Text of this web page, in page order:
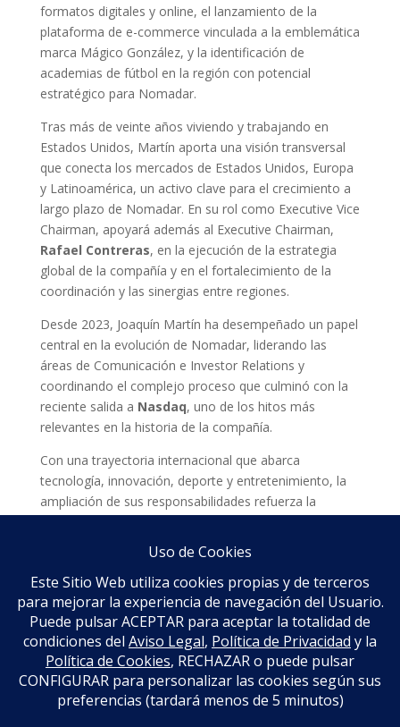
formatos digitales y online, el lanzamiento de la
plataforma de e-commerce vinculada a la emblemática
marca Mágico González, y la identificación de
academias de fútbol en la región con potencial
estratégico para Nomadar.
Tras más de veinte años viviendo y trabajando en
Estados Unidos, Martín aporta una visión transversal
que conecta los mercados de Estados Unidos, Europa
y Latinoamérica, un activo clave para el crecimiento a
largo plazo de Nomadar. En su rol como Executive Vice
Chairman, apoyará además al Executive Chairman,
Rafael Contreras, en la ejecución de la estrategia
global de la compañía y en el fortalecimiento de la
coordinación y las sinergias entre regiones.
Desde 2023, Joaquín Martín ha desempeñado un papel
central en la evolución de Nomadar, liderando las
áreas de Comunicación e Investor Relations y
coordinando el complejo proceso que culminó con la
reciente salida a Nasdaq, uno de los hitos más
relevantes en la historia de la compañía.
Con una trayectoria internacional que abarca
tecnología, innovación, deporte y entretenimiento, la
ampliación de sus responsabilidades refuerza la
continente americano.
Este nombramiento representa un nuevo paso en el
posicionamiento de Nomadar como una compañía
global, preparada para ampliar su ecosistema y
generar impacto en los mercados en los que opera.